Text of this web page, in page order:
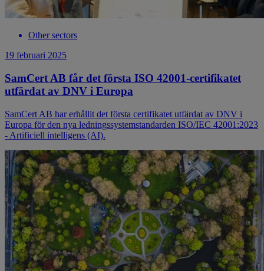
Other sectors
19 februari 2025
SamCert AB får det första ISO 42001-certifikatet
utfärdat av DNV i Europa
SamCert AB har erhållit det första certifikatet utfärdat av DNV i
Europa för den nya ledningssystemstandarden ISO/IEC 42001:2023
- Artificiell intelligens (AI).